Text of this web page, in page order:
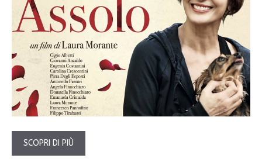
SCOPRI DI PIÙ